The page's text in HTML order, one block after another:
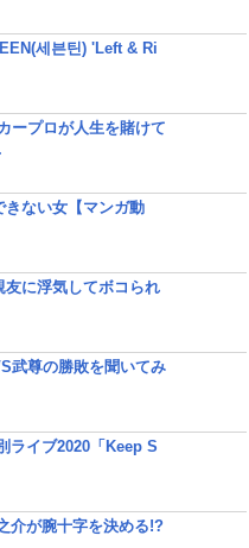
세븐틴) 'Left & Ri
ープロが人生を賭けて
きない女【マンガ動
友に浮気してボコられ
武尊の勝敗を聞いてみ
ライブ2020「Keep S
介が腕十字を決める!?